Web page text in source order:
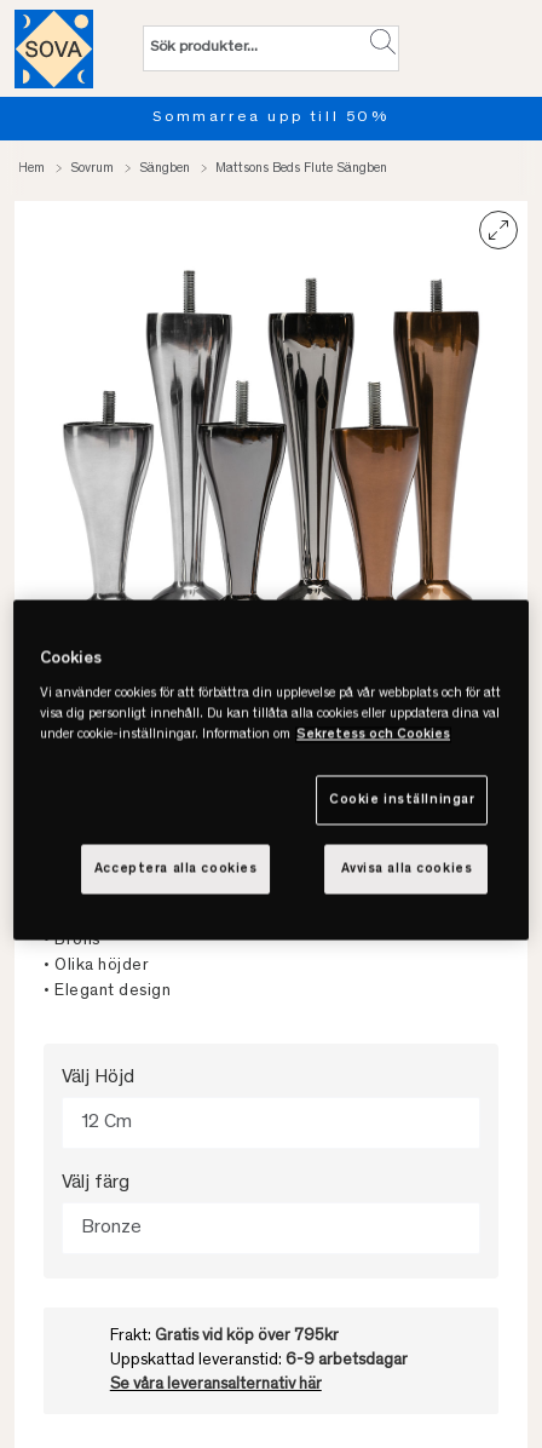
Sommarrea upp till 50%
Hem Sovrum Sängben Mattsons Beds Flute Sängben
Mattsons Beds
Flute Sängben
• Brons
• Olika höjder
• Elegant design
Välj Höjd
12 Cm
Välj färg
Bronze
Frakt: Gratis vid köp över 795kr
Uppskattad leveranstid: 6-9 arbetsdagar
Se våra leveransalternativ här
Cookies
Vi använder cookies för att förbättra din upplevelse på vår webbplats och för att
visa dig personligt innehåll. Du kan tillåta alla cookies eller uppdatera dina val
under cookie-inställningar. Information om Sekretess och Cookies
Cookie inställningar
Avvisa alla cookies
Acceptera alla cookies